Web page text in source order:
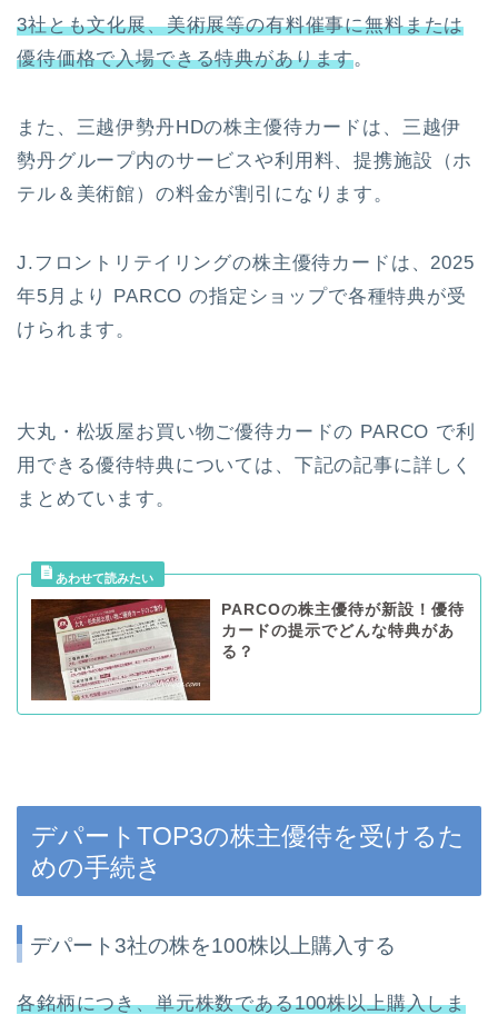
3社とも文化展、美術展等の有料催事に無料または
優待価格で入場できる特典があります。
また、三越伊勢丹HDの株主優待カードは、三越伊
勢丹グループ内のサービスや利用料、提携施設（ホ
テル＆美術館）の料金が割引になります。
J.フロントリテイリングの株主優待カードは、2025
年5月より PARCO の指定ショップで各種特典が受
けられます。
大丸・松坂屋お買い物ご優待カードの PARCO で利
用できる優待特典については、下記の記事に詳しく
まとめています。
PARCOの株主優待が新設！優待
カードの提示でどんな特典があ
る？
デパートTOP3の株主優待を受けるた
めの手続き
デパート3社の株を100株以上購入する
各銘柄につき、単元株数である100株以上購入しま